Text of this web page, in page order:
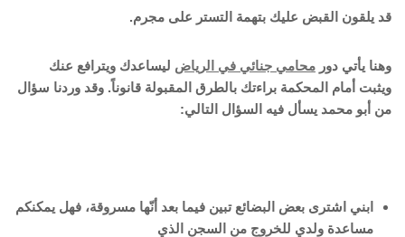
قد يلقون القبض عليك بتهمة التستر على مجرم.
وهنا يأتي دور محامي جنائي في الرياض ليساعدك ويترافع عنك
ويثبت أمام المحكمة براءتك بالطرق المقبولة قانوناً. وقد وردنا سؤال
من أبو محمد يسأل فيه السؤال التالي:
ابني اشترى بعض البضائع تبين فيما بعد أنّها مسروقة، فهل يمكنكم
مساعدة ولدي للخروج من السجن الذي